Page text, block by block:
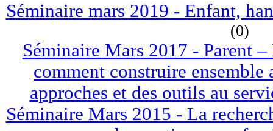
Séminaire mars 2019 - Enfant,
(0)
Séminaire Mars 2017 - Parent
comment construire ensemble
approches et des outils au
Séminaire Mars 2015 - La